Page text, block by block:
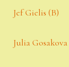
Jef Gielis (B)
Julia